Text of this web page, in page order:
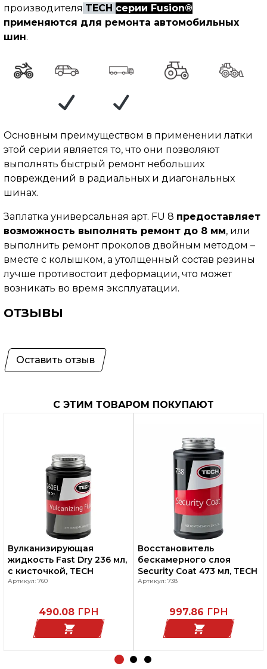
производителя TECH серии Fusion®
применяются для ремонта автомобильных
шин.
Основным преимуществом в применении латки
этой серии является то, что они позволяют
выполнять быстрый ремонт небольших
повреждений в радиальных и диагональных
шинах.
Заплатка универсальная арт. FU 8 предоставляет
возможность выполнять ремонт до 8 мм, или
выполнить ремонт проколов двойным методом –
вместе с колышком, а утолщенный состав резины
лучше противостоит деформации, что может
возникать во время эксплуатации.
ОТЗЫВЫ
Оставить отзыв
С ЭТИМ ТОВАРОМ ПОКУПАЮТ
Вулканизирующая
жидкость Fast Dry 236 мл,
с кисточкой, TECH
Артикул: 760
490.08 ГРН
Восстановитель
бескамерного слоя
Security Coat 473 мл, TECH
Артикул: 738
997.86 ГРН